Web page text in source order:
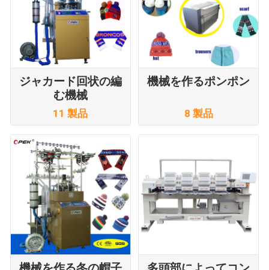
ジャカード回状の編
む機械
11 製品
機械を作るポンポン
8 製品